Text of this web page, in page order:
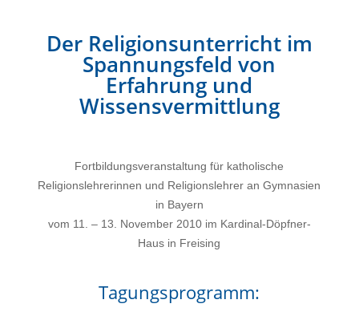
Der Religionsunterricht im
Spannungsfeld von
Erfahrung und
Wissensvermittlung
Fortbildungsveranstaltung für katholische
Religionslehrerinnen und Religionslehrer an Gymnasien
in Bayern
vom 11. – 13. November 2010 im Kardinal-Döpfner-
Haus in Freising
Tagungsprogramm: